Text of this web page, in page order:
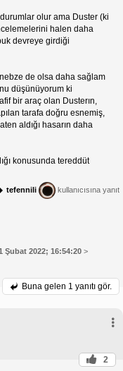
olur ama Duster (ki
halen daha
devreye girdiği
de olsa daha sağlam
düşünüyorum ki
bir araç olan Dusterın,
tarafa doğru esnemiş,
aldığı hasarın daha
konusunda tereddüt
tefennili kullanıcısına yanıt
Şubat 2022; 16:54:20 >
Buna gelen 1 yanıtı gör.
2